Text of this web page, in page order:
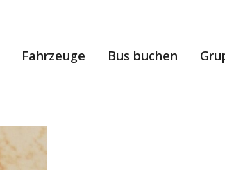
Fahrzeuge Bus buchen